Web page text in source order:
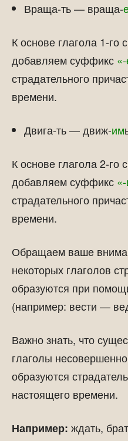
Враща-ть — враща-
К основе глагола 1-го
добавляем суффикс
страдательного
времени.
Двига-ть — движ-им
К основе глагола 2-го
добавляем суффикс
страдательного
времени.
Обращаем ваше
некоторых глаголов
образуются при
(например: вести —
Важно знать, что
глаголы
образуются
настоящего времени.
Например: ждать,